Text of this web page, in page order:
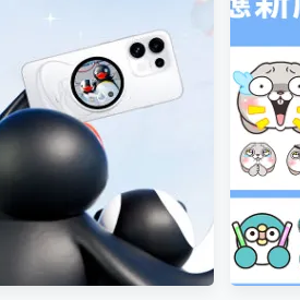
Motorola edge 70 pro 及
moto g37 power上市，登錄
在送飛利浦氣炸鍋
距鏡
學長